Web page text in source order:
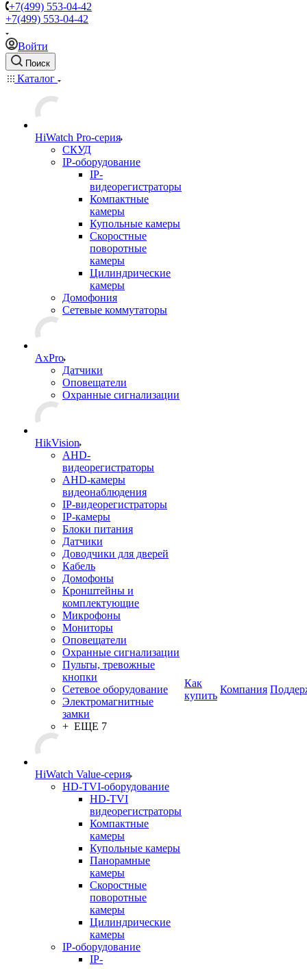
+7(499) 553-04-42
+7(499) 553-04-42
Войти
Поиск
Каталог
HiWatch Pro-серия
CКУД
IP-оборудование
IP-
видеорегистраторы
Компактные
камеры
Купольные камеры
Скоростные
поворотные
камеры
Цилиндрические
камеры
Домофония
Сетевые коммутаторы
AxPro
Датчики
Оповещатели
Охранные сигнализации
HikVision
AHD-
видеорегистраторы
AHD-камеры
видеонаблюдения
IP-видеорегистраторы
IP-камеры
Блоки питания
Датчики
Доводчики для дверей
Кабель
Домофоны
Кронштейны и
комплектующие
Микрофоны
Мониторы
Оповещатели
Охранные сигнализации
Пульты, тревожные
кнопки
Сетевое оборудование
Электромагнитные
замки
+ ЕЩЕ 7
HiWatch Value-серия
HD-TVI-оборудование
HD-TVI
видеорегистраторы
Компактные
камеры
Купольные камеры
Панорамные
камеры
Скоростные
поворотные
камеры
Цилиндрические
камеры
IP-оборудование
IP-
Как
купить
Компания